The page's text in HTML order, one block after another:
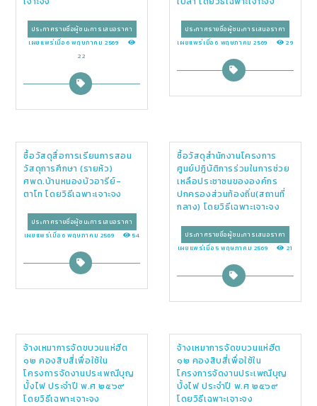
ประกาศรายชื่อผู้ชนะการเสนอราคา
เผยแพร่เมื่อ 6 พฤษภาคม 2569
22
ประกาศรายชื่อผู้ชนะการเสนอราคา
เผยแพร่เมื่อ 6 พฤษภาคม 2569
29
ซื้อวัสดุสื่อการเรียนการสอน
วัสดุการศึกษา (รายหัว)
ศพด.บ้านหนองบัวอารีย์-
ตาโท โดยวิธีเฉพาะเจาะจง
ประกาศรายชื่อผู้ชนะการเสนอราคา
เผยแพร่เมื่อ 6 พฤษภาคม 2569
54
ซื้อวัสดุสำนักงานโครงการ
ศูนย์ปฎิบัติการร่วมในการช่วย
เหลือประชาชนขององค์กร
ปกครองส่วนท้องถิ่น(สถานที่
กลาง) โดยวิธีเฉพาะเจาะจง
ประกาศรายชื่อผู้ชนะการเสนอราคา
เผยแพร่เมื่อ 5 พฤษภาคม 2569
21
จ้างเหมาการจัดขบวนแห่ฮีต
๑๒ คองสิบสี่เพื่อใช้ใน
โครงการจัดงานประเพณีบุญ
บั้งไฟ ประจำปี พ.ศ ๒๕๖๙
โดยวิธีเฉพาะเจาะจง
จ้างเหมาการจัดขบวนแห่ฮีต
๑๒ คองสิบสี่เพื่อใช้ใน
โครงการจัดงานประเพณีบุญ
บั้งไฟ ประจำปี พ.ศ ๒๕๖๙
โดยวิธีเฉพาะเจาะจง